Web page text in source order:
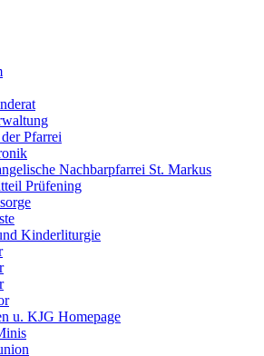
Pfarrei
Nachbarpfarrei St. Markus
Prüfening
Kinderliturgie
u. KJG Homepage